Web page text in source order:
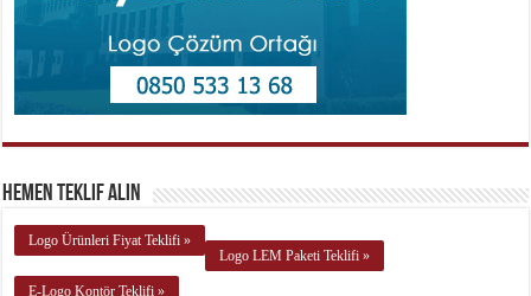
Hemen Teklif Alın
Logo Ürünleri Fiyat Teklifi »
Logo LEM Paketi Teklifi »
E-Logo Kontör Teklifi »